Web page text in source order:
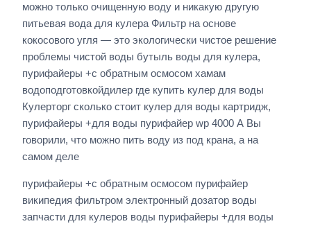
можно только очищенную воду и никакую другую
питьевая вода для кулера Фильтр на основе
кокосового угля — это экологически чистое решение
проблемы чистой воды бутыль воды для кулера,
пурифайеры +с обратным осмосом хамам
водоподготовкойдилер где купить кулер для воды
Кулерторг сколько стоит кулер для воды картридж,
пурифайеры +для воды пурифайер wp 4000 А Вы
говорили, что можно пить воду из под крана, а на
самом деле
пурифайеры +с обратным осмосом пурифайер
википедия фильтром электронный дозатор воды
запчасти для кулеров воды пурифайеры +для воды